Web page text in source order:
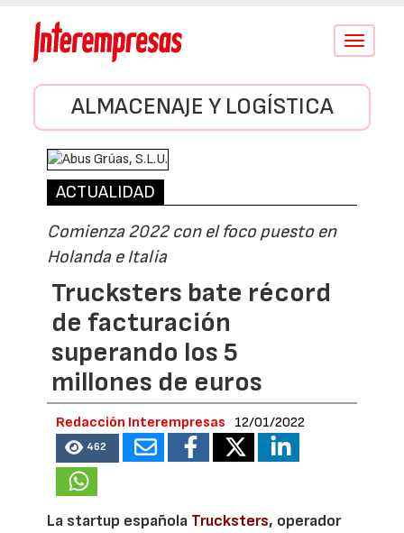
Conmutar
ALMACENAJE Y LOGÍSTICA
ACTUALIDAD
Comienza 2022 con el foco puesto en
Holanda e Italia
Trucksters bate récord
de facturación
superando los 5
millones de euros
Redacción Interempresas 12/01/2022
462
La startup española Trucksters, operador